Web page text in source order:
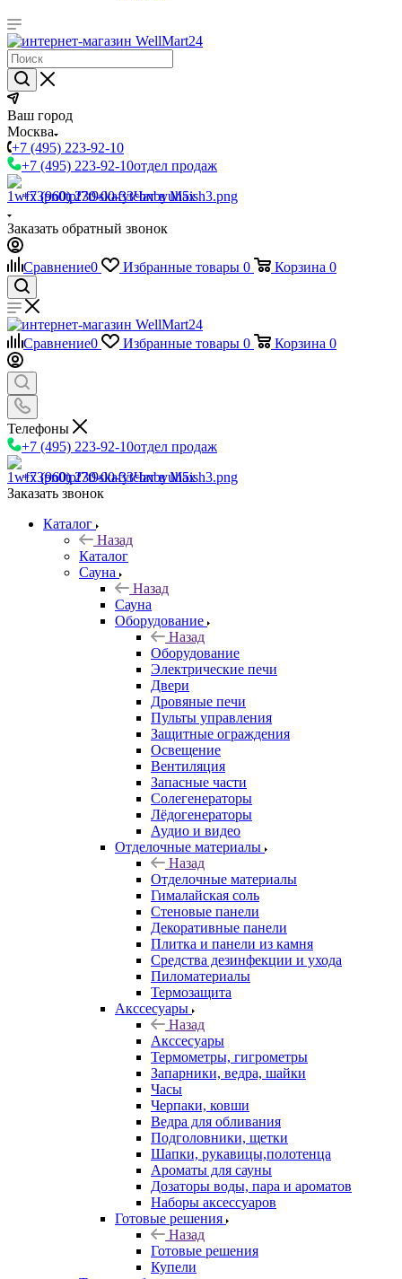
Ваш город
Москва
+7 (495) 223-92-10
+7 (495) 223-92-10отдел продаж
+7 (960) 230-00-33Чат в Max
Заказать обратный звонок
Сравнение0 Избранные товары 0 Корзина 0
Сравнение0 Избранные товары 0 Корзина 0
Телефоны
+7 (495) 223-92-10отдел продаж
+7 (960) 230-00-33Чат в Max
Заказать звонок
Каталог
Назад
Каталог
Сауна
Назад
Сауна
Оборудование
Назад
Оборудование
Электрические печи
Двери
Дровяные печи
Пульты управления
Защитные ограждения
Освещение
Вентиляция
Запасные части
Солегенераторы
Лёдогенераторы
Аудио и видео
Отделочные материалы
Назад
Отделочные материалы
Гималайская соль
Стеновые панели
Декоративные панели
Плитка и панели из камня
Средства дезинфекции и ухода
Пиломатериалы
Термозащита
Аксcесуары
Назад
Аксcесуары
Термометры, гигрометры
Запарники, ведра, шайки
Часы
Черпаки, ковши
Ведра для обливания
Подголовники, щетки
Шапки, рукавицы,полотенца
Ароматы для сауны
Дозаторы воды, пара и ароматов
Наборы аксессуаров
Готовые решения
Назад
Готовые решения
Купели